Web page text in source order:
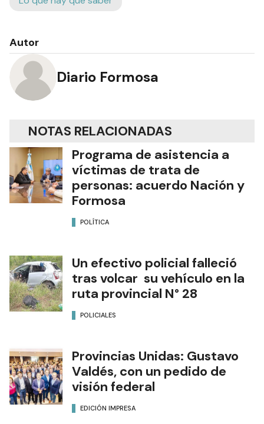
Autor
Diario Formosa
NOTAS RELACIONADAS
Programa de asistencia a
víctimas de trata de
personas: acuerdo Nación y
Formosa
POLÍTICA
Un efectivo policial falleció
tras volcar su vehículo en la
ruta provincial N° 28
POLICIALES
Provincias Unidas: Gustavo
Valdés, con un pedido de
visión federal
EDICIÓN IMPRESA